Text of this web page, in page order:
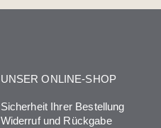
UNSER ONLINE-SHOP
Sicherheit Ihrer Bestellung
Widerruf und Rückgabe